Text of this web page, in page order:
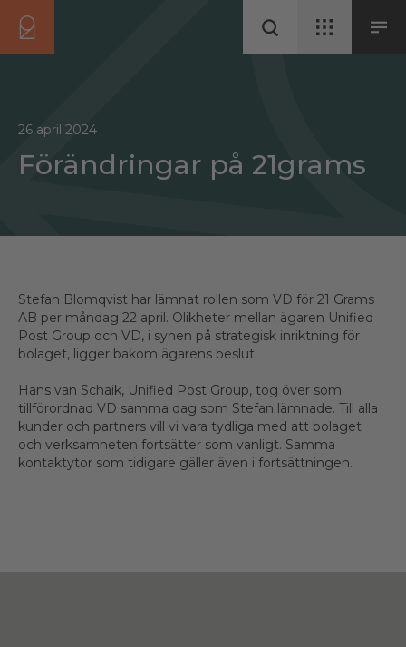
26 april 2024
Förändringar på 21grams
Stefan Blomqvist har lämnat rollen som VD för 21 Grams
AB per måndag 22 april. Olikheter mellan ägaren Unified
Post Group och VD, i synen på strategisk inriktning för
bolaget, ligger bakom ägarens beslut.
Hans van Schaik, Unified Post Group, tog över som
tillförordnad VD samma dag som Stefan lämnade. Till alla
kunder och partners vill vi vara tydliga med att bolaget
och verksamheten fortsätter som vanligt. Samma
kontaktytor som tidigare gäller även i fortsättningen.